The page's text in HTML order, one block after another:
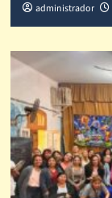
administrador